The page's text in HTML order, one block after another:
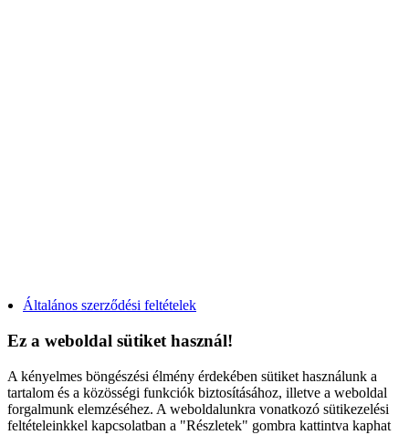
Általános szerződési feltételek
Ez a weboldal sütiket használ!
A kényelmes böngészési élmény érdekében sütiket használunk a
tartalom és a közösségi funkciók biztosításához, illetve a weboldal
forgalmunk elemzéséhez. A weboldalunkra vonatkozó sütikezelési
feltételeinkkel kapcsolatban a "Részletek" gombra kattintva kaphat